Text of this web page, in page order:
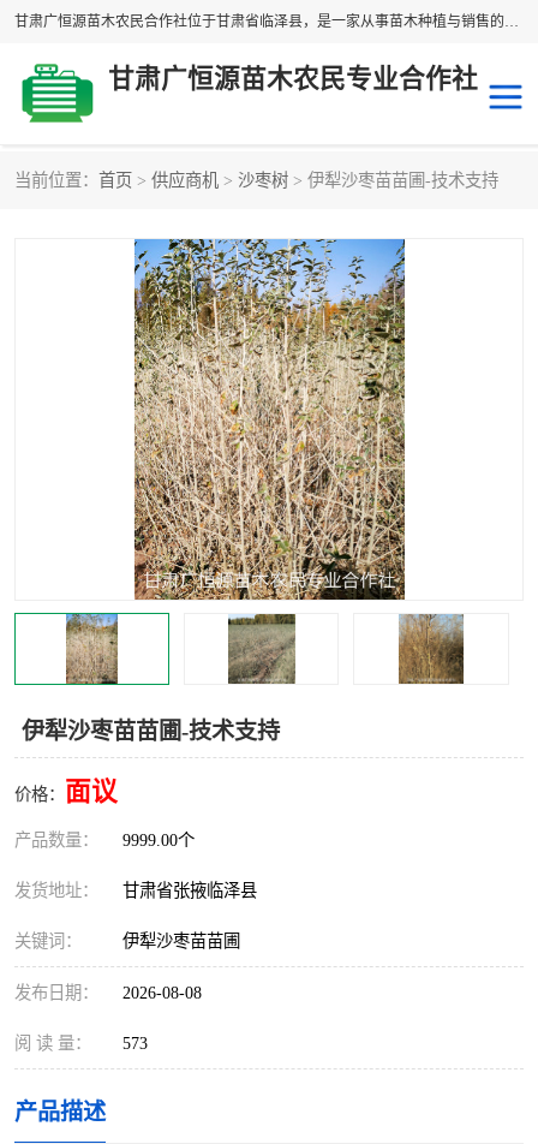
甘肃广恒源苗木农民合作社位于甘肃省临泽县，是一家从事苗木种植与销售的农民合作组织，合作社拥有苗木基地1500多亩，种植苗木品种40多个，年产各类苗木2000多万株。主营：白刺苗、红柳苗、梭梭苗等，我们以“种植一流的苗子，诚信经营”的经营理念，竭诚为每一位客户做优质的服务，欢迎来电咨询！
甘肃广恒源苗木农民专业合作社
当前位置： 首页 > 供应商机 > 沙枣树 > 伊犁沙枣苗苗圃-技术支持
伊犁沙枣苗苗圃-技术支持
价格： 面议
产品数量： 9999.00个
发货地址： 甘肃省张掖临泽县
关键词： 伊犁沙枣苗苗圃
发布日期： 2026-08-08
阅 读 量： 573
产品描述
柠条
白刺苗
红柳苗
柽柳苗
四翅滨藜